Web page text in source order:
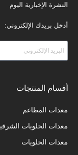
النشرة الإخبارية اليوم
أدخل بريدك الإلكتروني:
أقسام المنتجات
معدات المطاعم
معدات الحلويات
معدات الحلويات